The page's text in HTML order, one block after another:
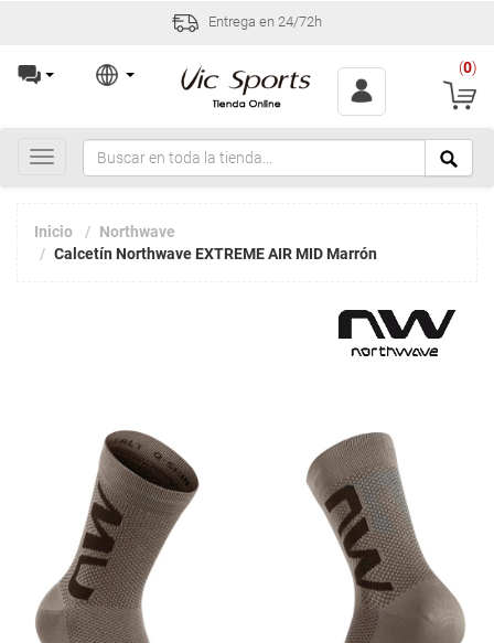
Entrega en 24/72h
(0)
Toggle
navigation
Inicio
Northwave
Calcetín Northwave EXTREME AIR MID Marrón